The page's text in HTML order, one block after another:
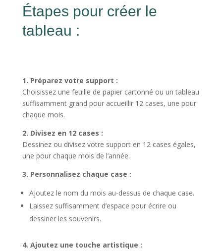
Étapes pour créer le
tableau :
1. Préparez votre support :
Choisissez une feuille de papier cartonné ou un tableau
suffisamment grand pour accueillir 12 cases, une pour
chaque mois.
2. Divisez en 12 cases :
Dessinez ou divisez votre support en 12 cases égales,
une pour chaque mois de l’année.
3. Personnalisez chaque case :
Ajoutez le nom du mois au-dessus de chaque case.
Laissez suffisamment d’espace pour écrire ou
dessiner les souvenirs.
4. Ajoutez une touche artistique :